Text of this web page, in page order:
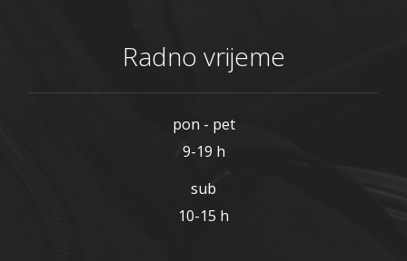
Radno vrijeme
pon - pet
9-19 h
sub
10-15 h